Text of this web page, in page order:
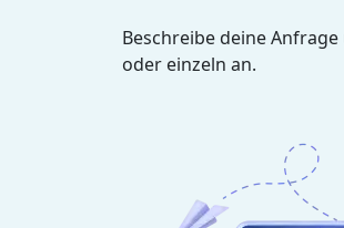
Beschreibe deine
oder einzeln an.